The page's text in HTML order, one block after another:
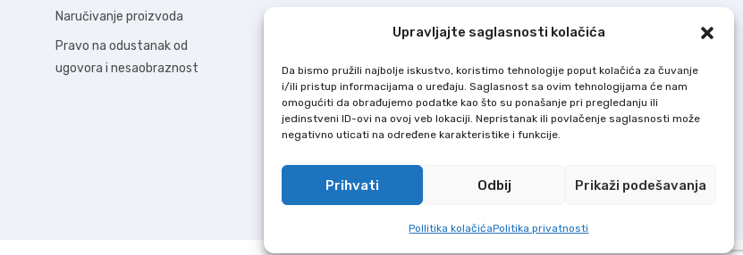
Upravljajte saglasnosti kolačića
Da bismo pružili najbolje iskustvo, koristimo tehnologije poput kolačića za čuvanje
i/ili pristup informacijama o uređaju. Saglasnost sa ovim tehnologijama će nam
omogućiti da obrađujemo podatke kao što su ponašanje pri pregledanju ili
jedinstveni ID-ovi na ovoj veb lokaciji. Nepristanak ili povlačenje saglasnosti može
negativno uticati na određene karakteristike i funkcije.
Prihvati Odbij Prikaži podešavanja
Pollitika kolačićaPolitika privatnosti
Naručivanje proizvoda
Pravo na odustanak od
ugovora i nesaobraznost
BUDIMO U KONTAKTU !
Dodaj U Korpu nastoji da bude što precizniji
tačne i bez grešaka.